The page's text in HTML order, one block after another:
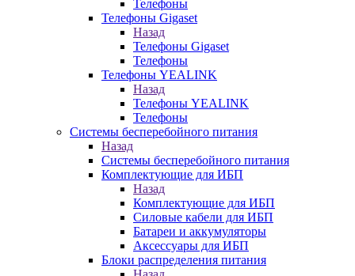
Телефоны
Телефоны Gigaset
Назад
Телефоны Gigaset
Телефоны
Телефоны YEALINK
Назад
Телефоны YEALINK
Телефоны
Системы бесперебойного питания
Назад
Системы бесперебойного питания
Комплектующие для ИБП
Назад
Комплектующие для ИБП
Силовые кабели для ИБП
Батареи и аккумуляторы
Аксессуары для ИБП
Блоки распределения питания